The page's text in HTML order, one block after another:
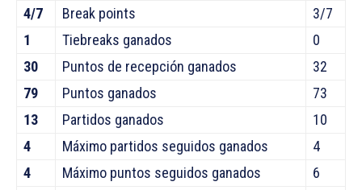
4/7
Break points
3/7
1
Tiebreaks ganados
0
30
Puntos de recepción ganados
32
79
Puntos ganados
73
13
Partidos ganados
10
4
Máximo partidos seguidos ganados
4
4
Máximo puntos seguidos ganados
6